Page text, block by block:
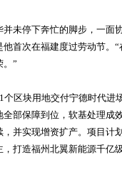
停下奔忙的脚步，一面
首次在福建度过劳动节。
。”
区块用地交付宁德时代进
部保障到位，软基处理成
并实现增资扩产。项目计
打造福州北翼新能源千亿